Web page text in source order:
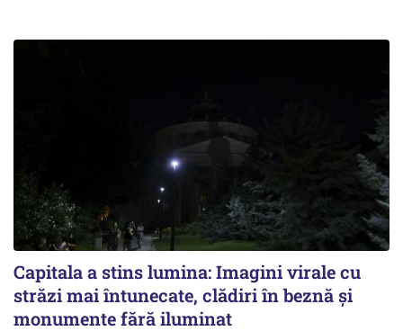
Capitala a stins lumina: Imagini virale cu
străzi mai întunecate, clădiri în beznă și
monumente fără iluminat